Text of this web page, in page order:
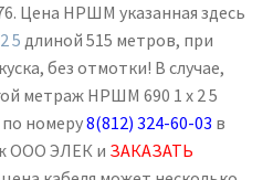
Цена НРШМ указанная здесь
5 длиной 515 метров, при
без отмотки! В случае,
метраж НРШМ 690 1 х 2 5
номеру8(812) 324-60-03 в
ООО ЭЛЕК и ЗАКАЗАТЬ